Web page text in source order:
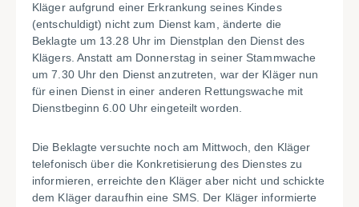
Kläger aufgrund einer Erkrankung seines Kindes
(entschuldigt) nicht zum Dienst kam, änderte die
Beklagte um 13.28 Uhr im Dienstplan den Dienst des
Klägers. Anstatt am Donnerstag in seiner Stammwache
um 7.30 Uhr den Dienst anzutreten, war der Kläger nun
für einen Dienst in einer anderen Rettungswache mit
Dienstbeginn 6.00 Uhr eingeteilt worden.
Die Beklagte versuchte noch am Mittwoch, den Kläger
telefonisch über die Konkretisierung des Dienstes zu
informieren, erreichte den Kläger aber nicht und schickte
dem Kläger daraufhin eine SMS. Der Kläger informierte